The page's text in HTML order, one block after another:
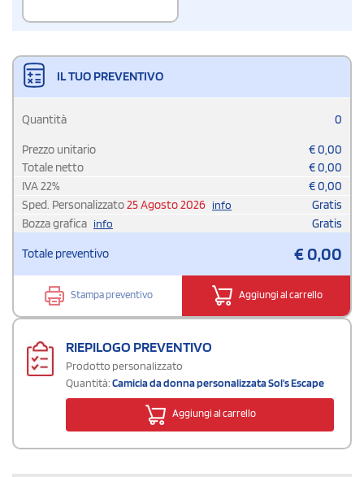
IL TUO PREVENTIVO
Quantità 0
Prezzo unitario €0,00
Totale netto
€0,00
IVA22% €0,00
Sped. Personalizzato25 Agosto 2026 info
Gratis
Bozza grafica info Gratis
Totale preventivo €0,00
Stampa preventivo Aggiungi al carrello
RIEPILOGO PREVENTIVO
Prodotto personalizzato
Quantità:Camicia da donna personalizzata Sol's Escape
Aggiungi al carrello